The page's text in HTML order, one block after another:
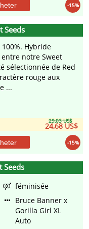
-15%
Seeds
Hybride
notre Sweet
sélectionnée de Red
rouge aux
...
29,03 US$
24,68 US$
-15%
Seeds
féminisée
Bruce Banner x
Gorilla Girl XL
Auto